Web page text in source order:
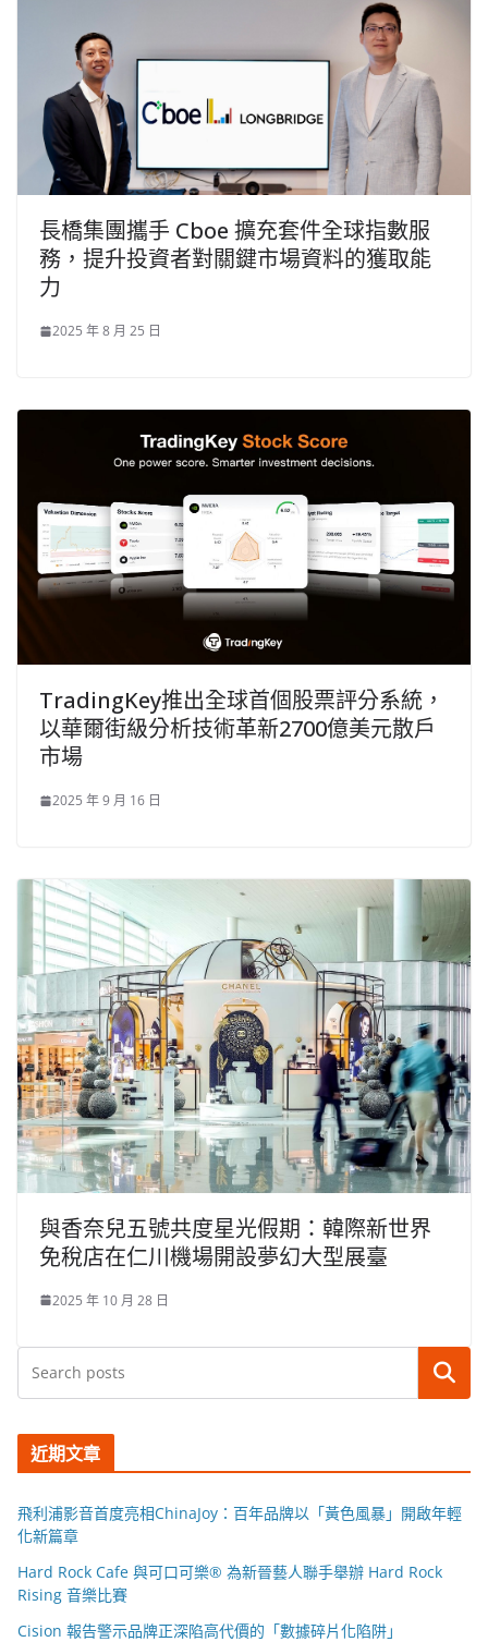
長橋集團攜手 Cboe 擴充套件全球指數服
務，提升投資者對關鍵市場資料的獲取能
力
2025 年 8 月 25 日
TradingKey推出全球首個股票評分系統，
以華爾街級分析技術革新2700億美元散戶
市場
2025 年 9 月 16 日
與香奈兒五號共度星光假期：韓際新世界
免稅店在仁川機場開設夢幻大型展臺
2025 年 10 月 28 日
搜尋
近期文章
飛利浦影音首度亮相ChinaJoy：百年品牌以「黃色風暴」開啟年輕
化新篇章
Hard Rock Cafe 與可口可樂® 為新晉藝人聯手舉辦 Hard Rock
Rising 音樂比賽
Cision 報告警示品牌正深陷高代價的「數據碎片化陷阱」